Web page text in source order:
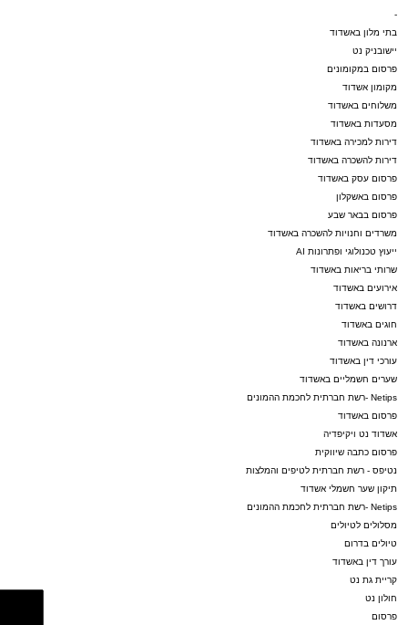
-
בתי מלון באשדוד
יישובניק נט
פרסום במקומונים
מקומון אשדוד
משלוחים באשדוד
מסעדות באשדוד
דירות למכירה באשדוד
דירות להשכרה באשדוד
פרסום עסק באשדוד
פרסום באשקלון
פרסום בבאר שבע
משרדים וחנויות להשכרה באשדוד
ייעוץ טכנולוגי ופתרונות AI
שרותי בריאות באשדוד
אירועים באשדוד
דרושים באשדוד
חוגים באשדוד
ארנונה באשדוד
עורכי דין באשדוד
שערים חשמליים באשדוד
Netips -רשת חברתית לחכמת ההמונים
פרסום באשדוד
אשדוד נט ויקיפדיה
פרסום כתבה שיווקית
נטיפס - רשת חברתית לטיפים והמלצות
תיקון שער חשמלי אשדוד
Netips -רשת חברתית לחכמת ההמונים
מסלולים לטיולים
טיולים בדרום
עורך דין באשדוד
קריית גת נט
חולון נט
פרסום